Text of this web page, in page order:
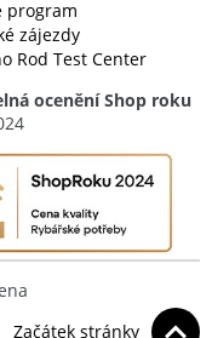
program
zájezdy
Rod Test Center
ocenění Shop roku
Začátek stránky